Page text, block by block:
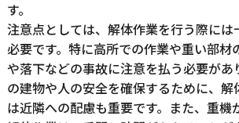
す。
注意点としては、解体作業を行う際には
必要です。特に高所での作業や重い部材
や落下などの事故に注意を払う必要があ
の建物や人の安全を確保するために、解
は近隣への配慮も重要です。また、重機